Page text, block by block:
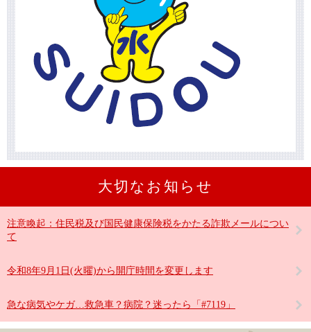
大切なお知らせ
注意喚起：住民税及び国民健康保険税をかたる詐欺メールについ
て
令和8年9月1日(火曜)から開庁時間を変更します
急な病気やケガ…救急車？病院？迷ったら「#7119」